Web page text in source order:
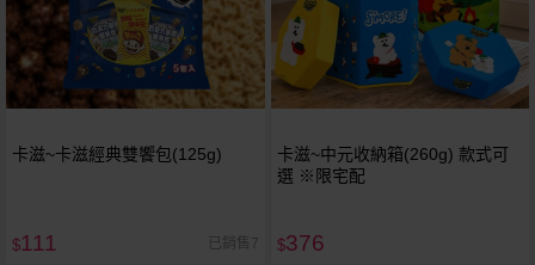
卡滋~卡滋經典雙饗包(125g)
$111 已銷售7
卡滋~中元收納箱(260g) 款式可
選 ※限宅配
$376